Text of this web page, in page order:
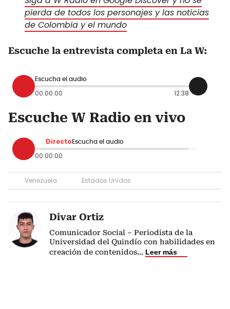
pierda de todos los personajes y las noticias
de Colombia y el mundo
Escuche la entrevista completa en La W:
Escucha el audio
00:00:00 12:38
Escuche W Radio en vivo
Directo Escucha el audio
00:00:00
Venezuela Estados Unidos
Divar Ortiz
Comunicador Social – Periodista de la
Universidad del Quindío con habilidades en
creación de contenidos... Leer más